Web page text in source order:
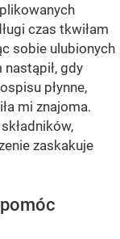
czas tkwiłam
sobie ulubionych
nastąpił, gdy
płynne,
mi znajoma.
zaskakuje